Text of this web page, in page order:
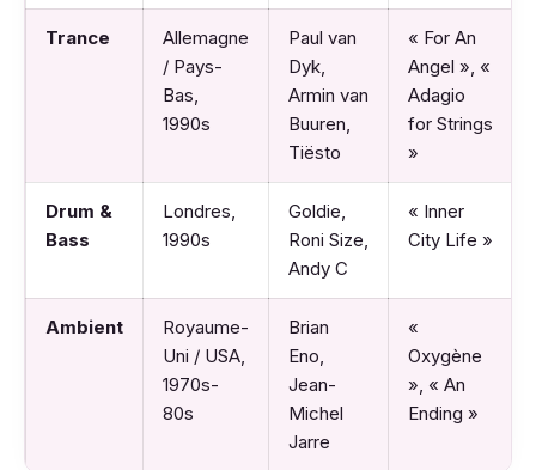
Trance
Allemagne
/ Pays-
Bas,
1990s
Paul van
Dyk,
Armin van
Buuren,
Tiësto
« For An
Angel », «
Adagio
for Strings
»
Drum &
Bass
Londres,
1990s
Goldie,
Roni Size,
Andy C
« Inner
City Life »
Ambient
Royaume-
Uni / USA,
1970s-
80s
Brian
Eno,
Jean-
Michel
Jarre
«
Oxygène
», « An
Ending »